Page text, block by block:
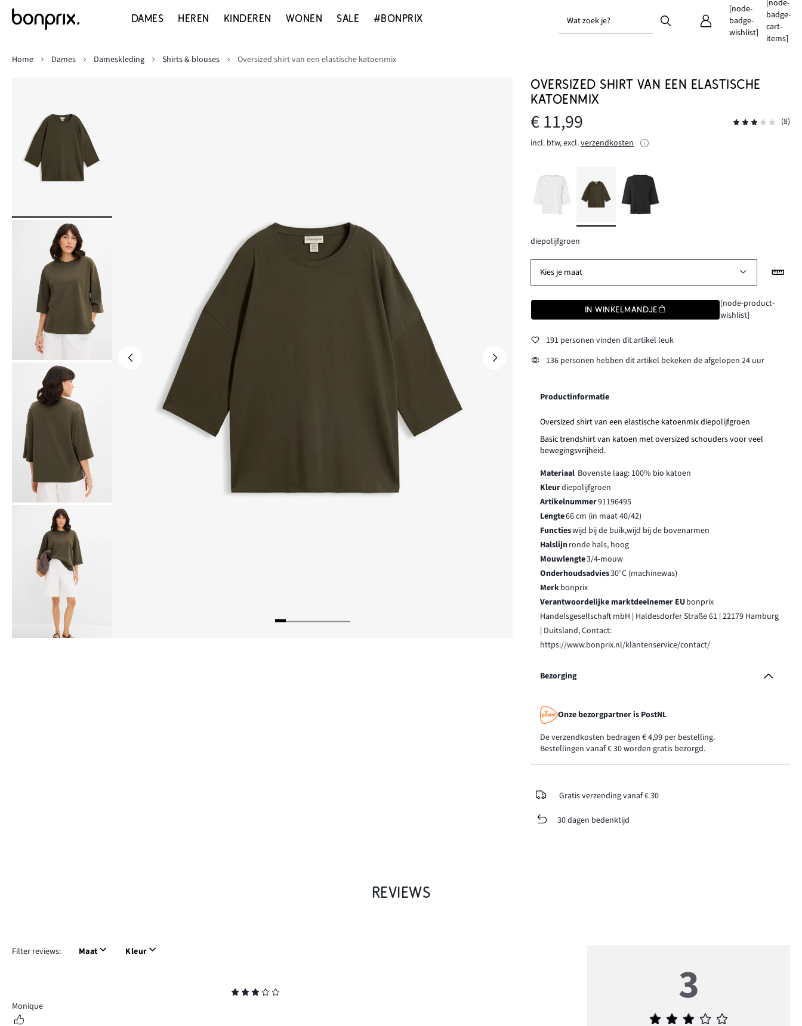
DAMES HEREN KINDEREN WONEN SALE #BONPRIX Wat zoek je?
[node-
badge-
wishlist]
[node-
badge-
cart-
items]
Home
Dames Dameskleding Shirts & blouses Oversized shirt van een elastische katoenmix
OVERSIZED SHIRT VAN EEN ELASTISCHE
KATOENMIX
€ 11,99
(8)
incl. btw, excl.verzendkosten
diepolijfgroen
Kies je maat
IN WINKELMANDJE
[node-product-
wishlist]
191 personen vinden dit artikel leuk
136 personen hebben dit artikel bekeken de afgelopen 24 uur
Productinformatie
Oversized shirt van een elastische katoenmix diepolijfgroen
Basic trendshirt van katoen met oversized schouders voor veel
bewegingsvrijheid.
Materiaal Bovenste laag: 100% bio katoen
Kleurdiepolijfgroen
Artikelnummer91196495
Lengte66 cm (in maat 40/42)
Functieswijd bij de buik,wijd bij de bovenarmen
Halslijnronde hals, hoog
Mouwlengte3/4-mouw
Onderhoudsadvies30°C (machinewas)
Merkbonprix
Verantwoordelijke marktdeelnemer EUbonprix
Handelsgesellschaft mbH | Haldesdorfer Straße 61 | 22179 Hamburg
| Duitsland, Contact:
https://www.bonprix.nl/klantenservice/contact/
Bezorging
Onze bezorgpartner is PostNL
De verzendkosten bedragen € 4,99 per bestelling.
Bestellingen vanaf € 30 worden gratis bezorgd.
Gratis verzending vanaf € 30
30 dagen bedenktijd
REVIEWS
Filter reviews: Maat Kleur
3
Monique 3
Gemiddelde